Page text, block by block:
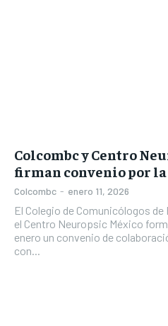
Colcombc y Centro
firman convenio por
Colcombc - enero 11, 2026
El Colegio de Comunicólogos
el Centro Neuropsic México
enero un convenio de
con...